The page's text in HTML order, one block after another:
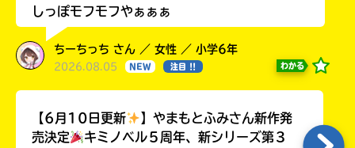
しっぽモフモフやぁぁぁ
ちーちっち さん ／ 女性 ／ 小学6年
2026.08.05 NEW 注目 !! わかる
【6月10日更新
】やまもとふみさん新作発
売決定
キミノベル５周年、新シリーズ第３